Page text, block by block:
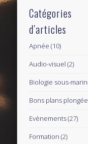
Catégories
d’articles
Apnée (10)
Audio-visuel (2)
Biologie sous-
Bons plans plongée
Evènements(27)
Formation (2)